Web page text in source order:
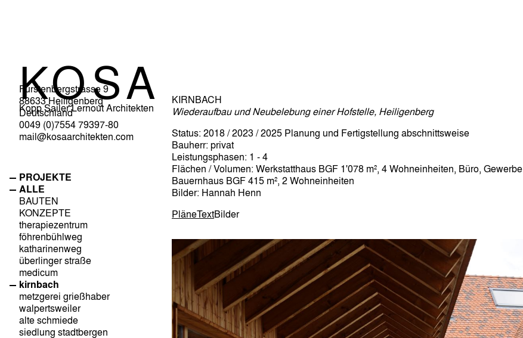
KOSA
Kopp Sailer Lernout Architekten
Fürstenbergstrasse 9
88633 Heiligenberg
Deutschland
0049 (0)7554 79397-80
mail@kosaarchitekten.com
PROJEKTE
ALLE
BAUTEN
KONZEPTE
therapiezentrum
föhrenbühlweg
katharinenweg
überlinger straße
medicum
kirnbach
metzgerei grießhaber
walpertsweiler
alte schmiede
siedlung stadtbergen
KIRNBACH
Wiederaufbau und Neubelebung einer Hofstelle, Heiligenberg
Status: 2018 / 2023 / 2025 Planung und Fertigstellung abschnittsweise
Bauherr: privat
Leistungsphasen: 1 - 4
Flächen / Volumen: Werkstatthaus BGF 1'078 m², 4 Wohneinheiten, Büro, Gewerbe
Bauernhaus BGF 415 m², 2 Wohneinheiten
Bilder: Hannah Henn
PläneTextBilder